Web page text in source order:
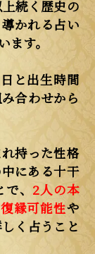
続く歴史の
かれる占い
す。
と出生時間
合わせから
持った性格
にある十干
、 2人の本
縁可能性や
く占うこと